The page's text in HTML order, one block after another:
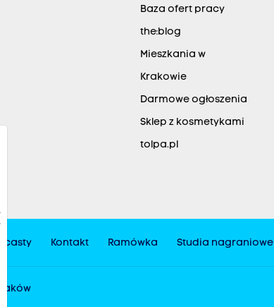
Baza ofert pracy
the:blog
Mieszkania w
Krakowie
Darmowe ogłoszenia
Sklep z kosmetykami
tolpa.pl
Kontakt Ramówka Studia nagraniowe